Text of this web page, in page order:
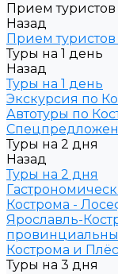
Прием
Назад
Прием
Туры на 1 день
Назад
Туры на 1 день
Экскурсия по
Автотуры по
Туры на 2 дня
Назад
Туры на 2 дня
Кострома -
Ярославль-
Кострома и
Туры на 3 дня